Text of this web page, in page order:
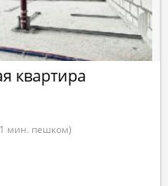
квартира
мин. пешком)